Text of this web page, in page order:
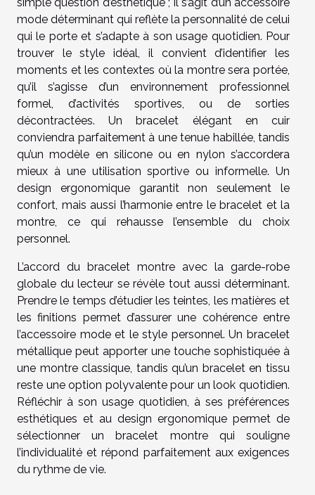
mode déterminant qui reflète la personnalité de celui
qui le porte et s’adapte à son usage quotidien. Pour
trouver le style idéal, il convient d’identifier les
moments et les contextes où la montre sera portée,
qu’il s’agisse d’un environnement professionnel
formel, d’activités sportives, ou de sorties
décontractées. Un bracelet élégant en cuir
conviendra parfaitement à une tenue habillée, tandis
qu’un modèle en silicone ou en nylon s’accordera
mieux à une utilisation sportive ou informelle. Un
design ergonomique garantit non seulement le
confort, mais aussi l’harmonie entre le bracelet et la
montre, ce qui rehausse l’ensemble du choix
personnel.
L’accord du bracelet montre avec la garde-robe
globale du lecteur se révèle tout aussi déterminant.
Prendre le temps d’étudier les teintes, les matières et
les finitions permet d’assurer une cohérence entre
l’accessoire mode et le style personnel. Un bracelet
métallique peut apporter une touche sophistiquée à
une montre classique, tandis qu’un bracelet en tissu
reste une option polyvalente pour un look quotidien.
Réfléchir à son usage quotidien, à ses préférences
esthétiques et au design ergonomique permet de
sélectionner un bracelet montre qui souligne
l’individualité et répond parfaitement aux exigences
du rythme de vie.